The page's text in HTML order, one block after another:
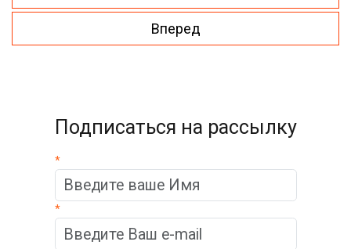
Вперед
Подписаться на рассылку
*
*